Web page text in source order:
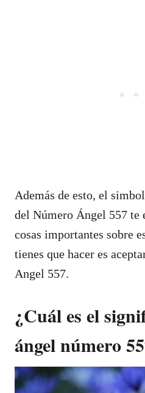
Además de esto, el
del Número Ángel 557 te
cosas importantes sobre
tienes que hacer es
Angel 557.
¿Cuál es el
ángel número